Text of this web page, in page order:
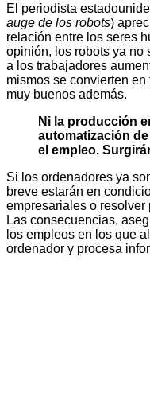
El periodista
auge de los robots)
relación entre los seres
opinión, los robots ya no
a los trabajadores
mismos se convierten
muy buenos además.
Ni la producción
automatización
el empleo.
Si los ordenadores ya
breve estarán en
empresariales o resolver
Las consecuencias,
los empleos en los que
ordenador y procesa